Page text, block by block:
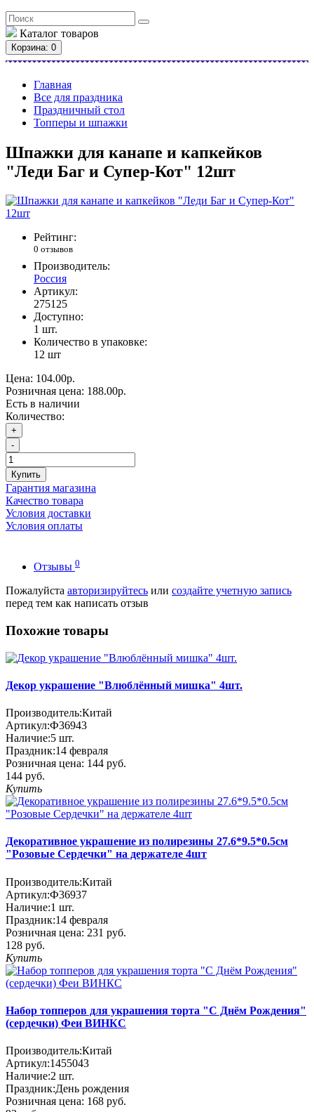
Каталог товаров
Корзина: 0
Главная
Все для праздника
Праздничный стол
Топперы и шпажки
Шпажки для канапе и капкейков
"Леди Баг и Супер-Кот" 12шт
Рейтинг:
0 отзывов
Производитель:
Россия
Артикул:
275125
Доступно:
1 шт.
Количество в упаковке:
12 шт
Цена: 104.00р.
Розничная цена: 188.00р.
Есть в наличии
Количество:
+
-
Купить
Гарантия магазина
Качество товара
Условия доставки
Условия оплаты
Отзывы 0
Пожалуйста авторизируйтесь или создайте учетную запись
перед тем как написать отзыв
Похожие товары
Декор украшение "Влюблённый мишка" 4шт.
Производитель:Китай
Артикул:Ф36943
Наличие:5 шт.
Праздник:14 февраля
Розничная цена: 144 руб.
144 руб.
Купить
Декоративное украшение из полирезины 27.6*9.5*0.5см
"Розовые Сердечки" на держателе 4шт
Производитель:Китай
Артикул:Ф36937
Наличие:1 шт.
Праздник:14 февраля
Розничная цена: 231 руб.
128 руб.
Купить
Набор топперов для украшения торта "С Днём Рождения"
(сердечки) Феи ВИНКС
Производитель:Китай
Артикул:1455043
Наличие:2 шт.
Праздник:День рождения
Розничная цена: 168 руб.